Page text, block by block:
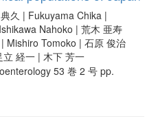
久 | Fukuyama Chika |
Nahoko | 荒木 亜寿
Mishiro Tomoko | 石原 俊治
経一 | 木下 芳一
53 巻 2 号 pp.